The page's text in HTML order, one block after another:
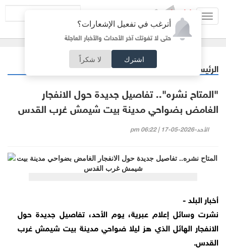
أترغب في تفعيل الإشعارات؟
حتى لا تفوتك آخر الأحداث والأخبار العاجلة
اشترك لا شكراً
الرئيسية عربي دولي
"المتاح نشره".. تفاصيل جديدة حول الانفجار
الغامض بضواحي مدينة بيت شيمش غرب القدس
الأحد-2026-05-17 | 06:22 pm
أخبار البلد -
نشرت وسائل إعلام عبرية، يوم الأحد، تفاصيل جديدة حول
الانفجار الهائل الذي هز ليلا ضواحي مدينة بيت شيمش غرب
القدس.